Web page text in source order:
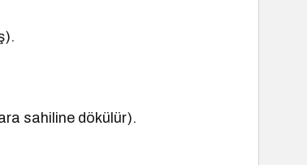
sahiline dökülür).